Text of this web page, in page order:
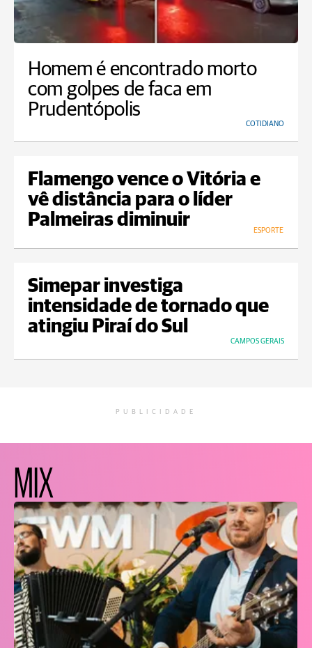
Homem é encontrado morto
com golpes de faca em
Prudentópolis
COTIDIANO
Flamengo vence o Vitória e
vê distância para o líder
Palmeiras diminuir
ESPORTE
Simepar investiga
intensidade de tornado que
atingiu Piraí do Sul
CAMPOS GERAIS
PUBLICIDADE
MIX